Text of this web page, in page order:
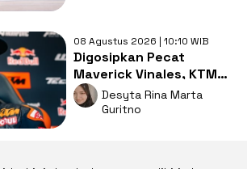
08 Agustus 2026 | 10:10 WIB
Digosipkan Pecat
Maverick Vinales, KTM
Bakal Dibenci Pembalap
MotoGP?
Desyta Rina Marta
Guritno